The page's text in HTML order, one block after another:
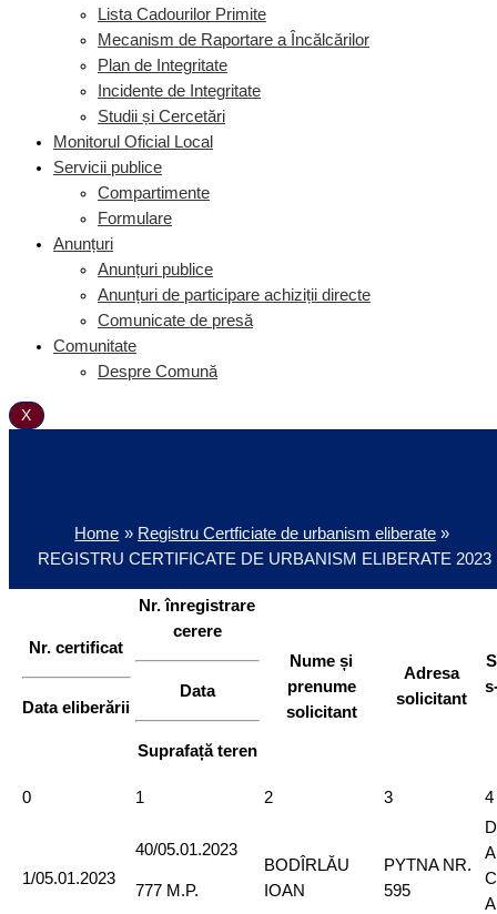
Lista Cadourilor Primite
Mecanism de Raportare a Încălcărilor
Plan de Integritate
Incidente de Integritate
Studii și Cercetări
Monitorul Oficial Local
Servicii publice
Compartimente
Formulare
Anunțuri
Anunțuri publice
Anunțuri de participare achiziții directe
Comunicate de presă
Comunitate
Despre Comună
X
Home
Registru Certficiate de urbanism eliberate
REGISTRU CERTIFICATE DE URBANISM ELIBERATE 2023
Nr. certificat
Data eliberării
Nr. înregistrare
cerere
Data
Suprafață teren
Nume și
prenume
solicitant
Adresa
solicitant
0 1 2 3 4
1/05.01.2023
40/05.01.2023
777 M.P.
BODÎRLĂU
IOAN
PYTNA NR.
595